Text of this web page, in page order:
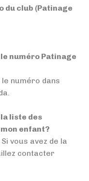
du club (Patinage
numéro Patinage
numéro dans
liste des
enfant?
vous avez de la
contacter